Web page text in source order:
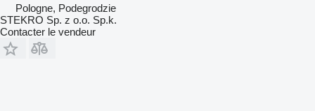
Pologne, Podegrodzie
STEKRO Sp. z o.o. Sp.k.
Contacter le vendeur